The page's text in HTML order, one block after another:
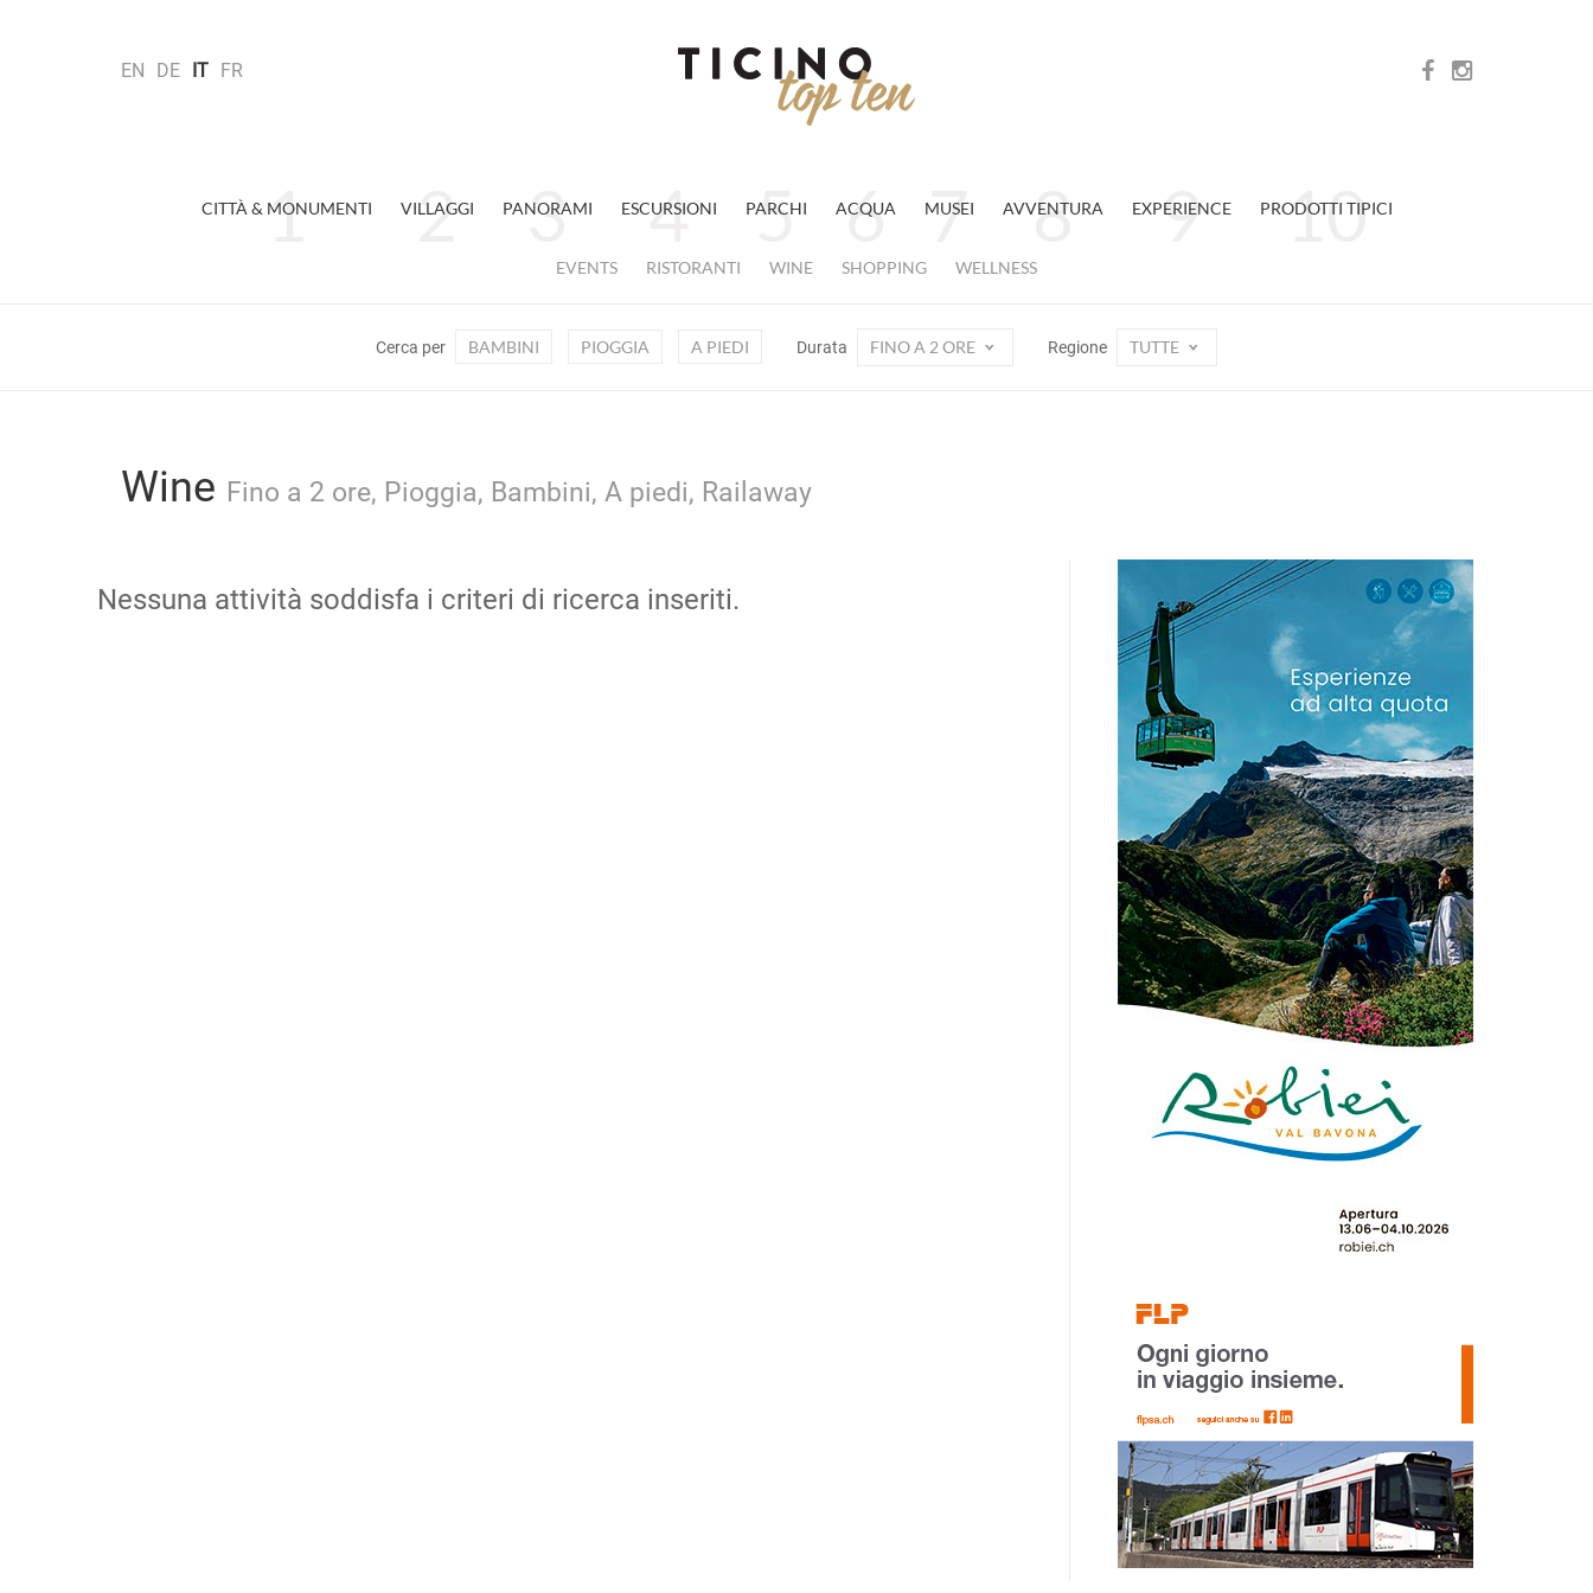
EN DE IT FR
CITTÀ & MONUMENTI VILLAGGI PANORAMI ESCURSIONI PARCHI ACQUA MUSEI AVVENTURA EXPERIENCE PRODOTTI TIPICI
EVENTS RISTORANTI WINE SHOPPING WELLNESS
Cerca per BAMBINI PIOGGIA A PIEDI Durata FINO A 2 ORE Regione TUTTE
Wine Fino a 2 ore, Pioggia, Bambini, A piedi, Railaway
Nessuna attività soddisfa i criteri di ricerca inseriti.